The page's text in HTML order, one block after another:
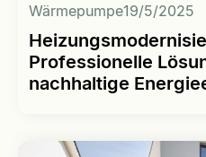
Wärmepumpe19/5/2025
Professionelle
nachhaltige